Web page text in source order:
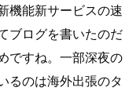
機能新サービスの速
ブログを書いたのだ
ですね。一部深夜の
るのは海外出張のタ